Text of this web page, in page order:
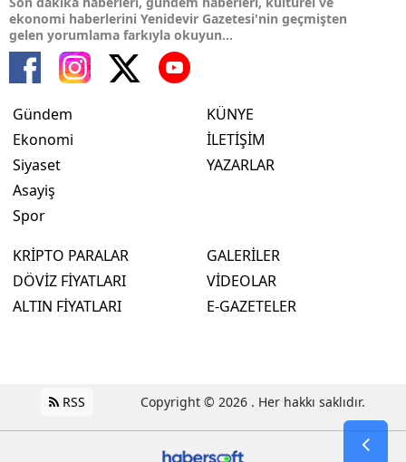
ekonomi haberlerini Yenidevir Gazetesi'nin geçmişten
gelen yorumlama farkıyla okuyun...
Gündem
Ekonomi
Siyaset
Asayiş
Spor
KÜNYE
İLETİŞİM
YAZARLAR
KRİPTO PARALAR
DÖVİZ FİYATLARI
ALTIN FİYATLARI
GALERİLER
VİDEOLAR
E-GAZETELER
RSS Copyright © 2026 . Her hakkı saklıdır.